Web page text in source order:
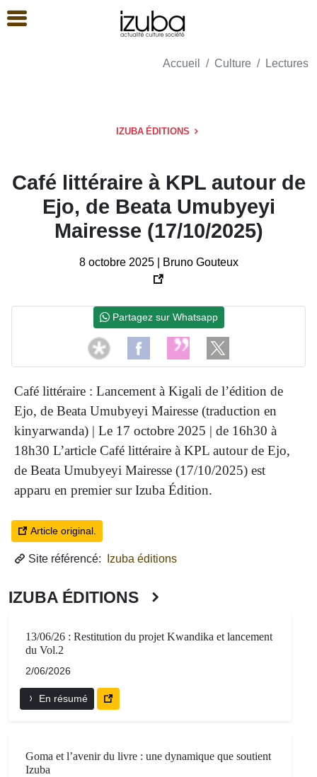
Accueil Culture Lectures
IZUBA ÉDITIONS
Café littéraire à KPL autour de
Ejo, de Beata Umubyeyi
Mairesse (17/10/2025)
8 octobre 2025 | Bruno Gouteux
Café littéraire : Lancement à Kigali de l’édition de
Ejo, de Beata Umubyeyi Mairesse (traduction en
kinyarwanda) | Le 17 octobre 2025 | de 16h30 à
18h30 L’article Café littéraire à KPL autour de Ejo,
de Beata Umubyeyi Mairesse (17/10/2025) est
apparu en premier sur Izuba Édition.
Article original.
Site référencé: Izuba éditions
IZUBA ÉDITIONS
13/06/26 : Restitution du projet Kwandika et lancement
du Vol.2
2/06/2026
En résumé
Goma et l’avenir du livre : une dynamique que soutient
Izuba
Partagez sur Whatsapp